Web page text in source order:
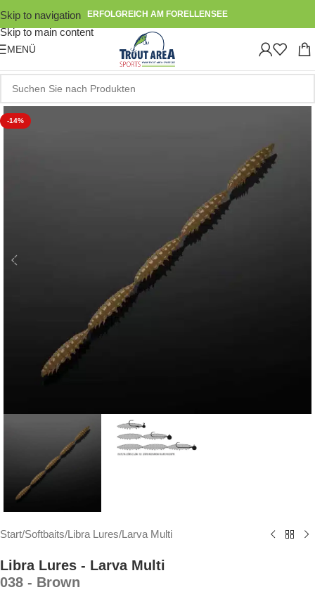
Skip to navigation
Skip to main content
ERFOLGREICH AM FORELLENSEE
MENÜ
-14%
Start/Softbaits/Libra Lures/Larva Multi
Libra Lures - Larva Multi
038 - Brown